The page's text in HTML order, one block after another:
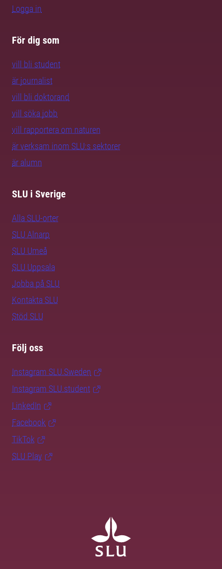
Logga in
För dig som
vill bli student
är journalist
vill bli doktorand
vill söka jobb
vill rapportera om naturen
är verksam inom SLU:s sektorer
är alumn
SLU i Sverige
Alla SLU-orter
SLU Alnarp
SLU Umeå
SLU Uppsala
Jobba på SLU
Kontakta SLU
Stöd SLU
Följ oss
Instagram SLU.Sweden
Instagram SLU.student
LinkedIn
Facebook
TikTok
SLU Play